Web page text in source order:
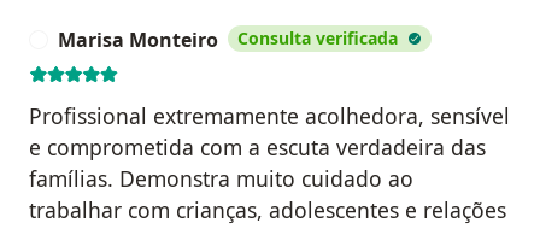
Marisa Monteiro Consulta verificada
Profissional extremamente acolhedora, sensível
e comprometida com a escuta verdadeira das
famílias. Demonstra muito cuidado ao
trabalhar com crianças, adolescentes e relações